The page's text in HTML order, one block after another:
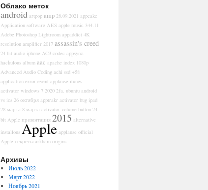
Облако меток
android artpop amp 28.09.2021 appcake
Application software AES apple music 344.11
Adobe Photoshop Lightroom appaddict 4K
resolution amplifier 2017 assassin's creed
24 bit audio iphone AC3 codec appsync.
hackulous album aac apache index 1080p
Advanced Audio Coding achi ssd +58
application error event applause itunes
activator windows 7 2020 2fa. ubuntu android
vs ios 26 октября apptrakr activator bug ipad
28 марта 8 марта activator volume button 24
bit Apple презентация 2015 alternative
installous Apple applause official
Apple секреты arkham origins
Архивы
Июль 2022
Март 2022
Ноябрь 2021